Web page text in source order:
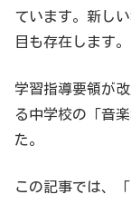
ています。新し
目も存在します。
学習指導要領が
る中学校の「音
た。
この記事では、